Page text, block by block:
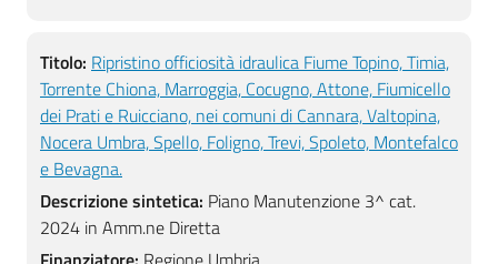
Titolo: Ripristino officiosità idraulica Fiume Topino, Timia,
Torrente Chiona, Marroggia, Cocugno, Attone, Fiumicello
dei Prati e Ruicciano, nei comuni di Cannara, Valtopina,
Nocera Umbra, Spello, Foligno, Trevi, Spoleto, Montefalco
e Bevagna.
Descrizione sintetica: Piano Manutenzione 3^ cat.
2024 in Amm.ne Diretta